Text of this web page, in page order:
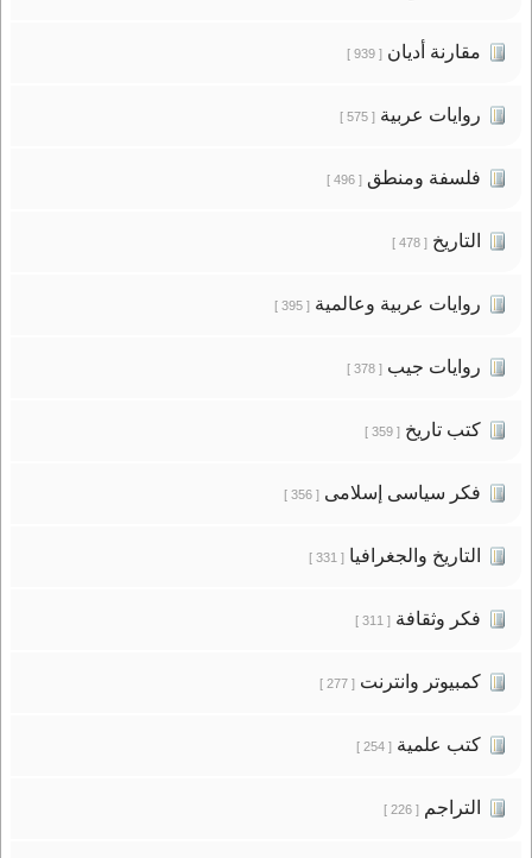
مقارنة أديان[ 939 ]
روايات عربية[ 575 ]
فلسفة ومنطق[ 496 ]
التاريخ[ 478 ]
روايات عربية وعالمية[ 395 ]
روايات جيب[ 378 ]
كتب تاريخ[ 359 ]
فكر سياسى إسلامى[ 356 ]
التاريخ والجغرافيا[ 331 ]
فكر وثقافة[ 311 ]
كمبيوتر وانترنت[ 277 ]
كتب علمية[ 254 ]
التراجم[ 226 ]